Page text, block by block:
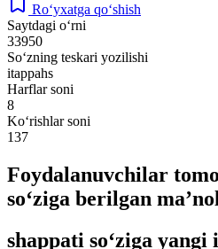
Ro‘yxatga qo‘shish
Saytdagi o‘rni
33950
So‘zning teskari yozilishi
itappahs
Harflar soni
8
Ko‘rishlar soni
137
Foydalanuvchilar
so‘ziga berilgan
shappati so‘ziga yangi